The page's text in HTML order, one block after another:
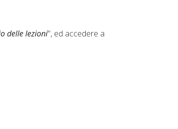
delle lezioni", ed accedere a